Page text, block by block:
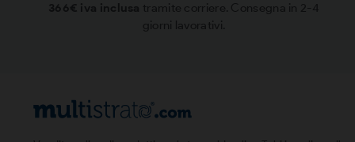
366€ iva inclusa tramite corriere. Consegna in 2-4
giorni lavorativi.